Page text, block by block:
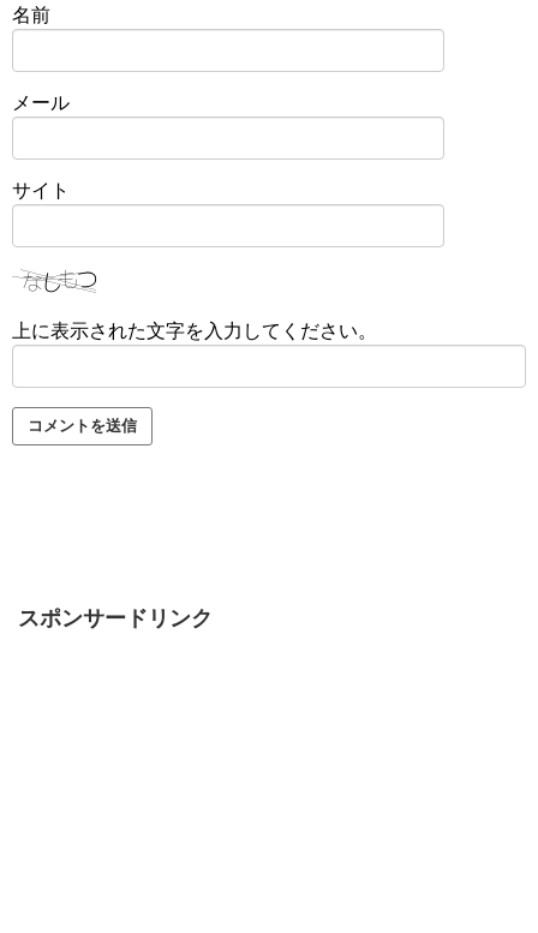
名前
メール
サイト
上に表示された文字を入力してください。
スポンサードリンク